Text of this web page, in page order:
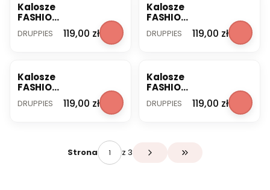
Kalosze
FASHION
BOOT
marine
PRODUCENT
DRUPPIES Cena
119,00 zł
Kalosze
FASHION
BOOT
marine
PRODUCENT
DRUPPIES Cena
119,00 zł
Kalosze
FASHION
BOOT
marine
PRODUCENT
DRUPPIES Cena
119,00 zł
Kalosze
FASHION
BOOT
orange
PRODUCENT
DRUPPIES Cena
119,00 zł
Strona z 3 Przejdź do ostatniej